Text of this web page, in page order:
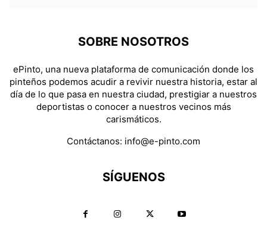
SOBRE NOSOTROS
ePinto, una nueva plataforma de comunicación donde los
pinteños podemos acudir a revivir nuestra historia, estar al
día de lo que pasa en nuestra ciudad, prestigiar a nuestros
deportistas o conocer a nuestros vecinos más
carismáticos.
Contáctanos: info@e-pinto.com
SÍGUENOS